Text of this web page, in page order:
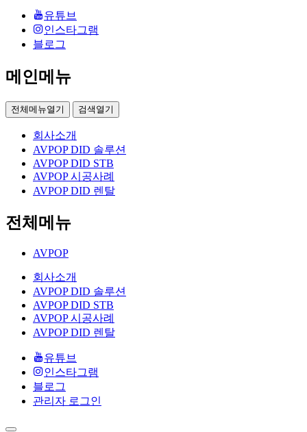
유튜브
인스타그램
블로그
메인메뉴
전체메뉴열기 검색열기
회사소개
AVPOP DID 솔루션
AVPOP DID STB
AVPOP 시공사례
AVPOP DID 렌탈
전체메뉴
AVPOP
회사소개
AVPOP DID 솔루션
AVPOP DID STB
AVPOP 시공사례
AVPOP DID 렌탈
유튜브
인스타그램
블로그
관리자 로그인